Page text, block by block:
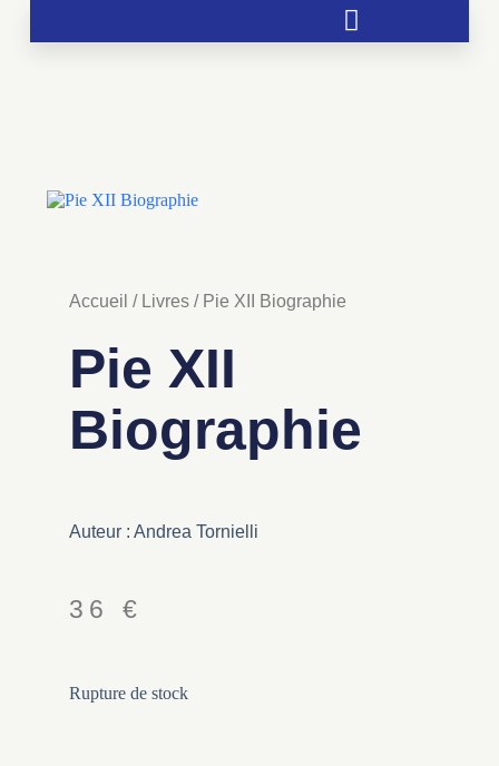
Accueil / Livres/ Pie XII Biographie
Pie XII
Biographie
Auteur : Andrea Tornielli
36€
Rupture de stock